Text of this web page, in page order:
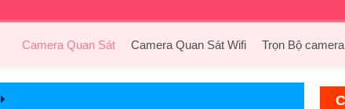
Camera Quan Sát Camera Quan Sát Wifi Trọn Bộ camera